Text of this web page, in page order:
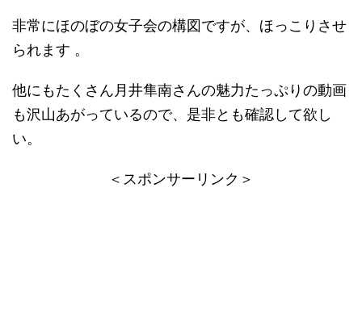
非常にほのぼの女子会の構図ですが、ほっこりさせ
られます 。
他にもたくさん月井隼南さんの魅力たっぷりの動画
も沢山あがっているので、是非とも確認して欲し
い。
＜スポンサーリンク＞